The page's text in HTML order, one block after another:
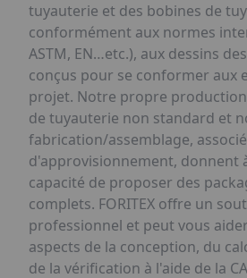
tuyauterie et des bobines de
conformément aux normes
ASTM, EN…etc.), aux dessins
conçus pour se conformer aux
projet. Notre propre
de tuyauterie non standard et
fabrication/assemblage,
d'approvisionnement, donnent à
capacité de proposer des
complets. FORITEX offre un
professionnel et peut vous
aspects de la conception, du
de la vérification à l'aide de la